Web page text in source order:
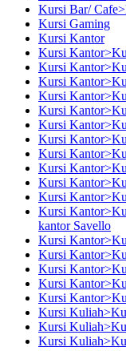
Kursi Bar/
Kursi Gaming
Kursi Kantor
Kursi
Kursi
Kursi
Kursi
Kursi
Kursi
Kursi
Kursi
Kursi
Kursi
Kursi
Kursi
kantor Savello
Kursi
Kursi
Kursi
Kursi
Kursi
Kursi
Kursi
Kursi